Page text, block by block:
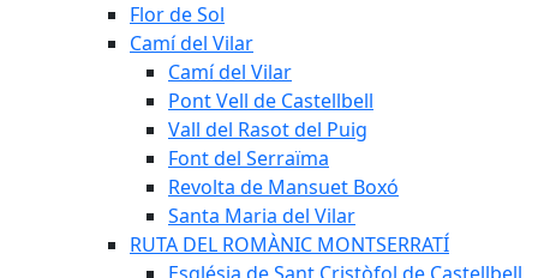
Flor de Sol
Camí del Vilar
Camí del Vilar
Pont Vell de Castellbell
Vall del Rasot del Puig
Font del Serraïma
Revolta de Mansuet Boxó
Santa Maria del Vilar
RUTA DEL ROMÀNIC MONTSERRATÍ